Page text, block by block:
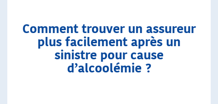
Comment trouver un assureur
plus facilement après un
sinistre pour cause
d’alcoolémie ?